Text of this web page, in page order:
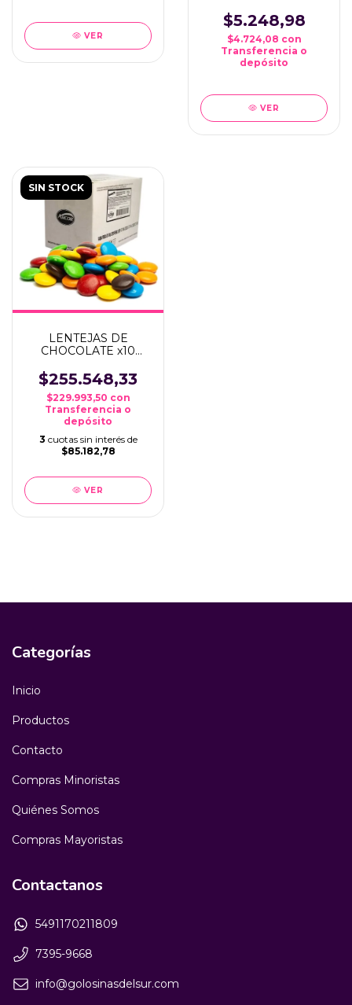
VER
$5.248,98
$4.724,08 con
Transferencia o
depósito
VER
SIN STOCK
LENTEJAS DE
CHOCOLATE x10
(ROCKLETS)
$255.548,33
$229.993,50 con
Transferencia o
depósito
3 cuotas sin interés de
$85.182,78
VER
Categorías
Inicio
Productos
Contacto
Compras Minoristas
Quiénes Somos
Compras Mayoristas
Contactanos
5491170211809
7395-9668
info@golosinasdelsur.com